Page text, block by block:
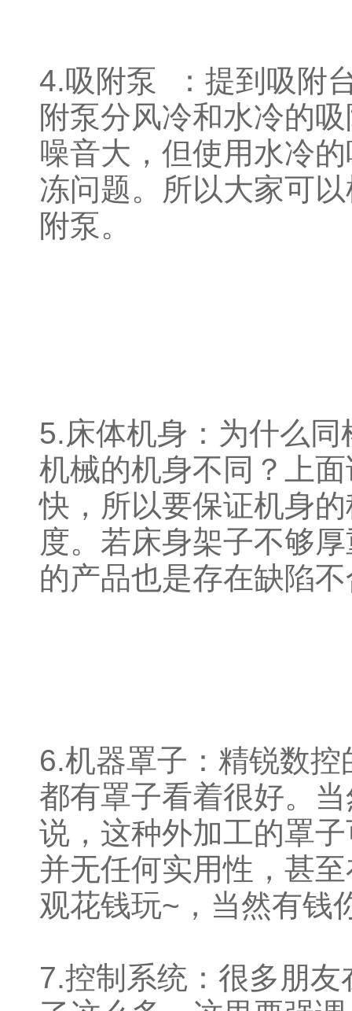
4.吸附泵 ：提到吸附
附泵分风冷和水冷的
噪音大，但使用水冷
冻问题。所以大家可
附泵。
5.床体机身：为什么同
机械的机身不同？上
快，所以要保证机身
度。若床身架子不够
的产品也是存在缺陷
6.机器罩子：精锐数
都有罩子看着很好。
说，这种外加工的罩
并无任何实用性，甚
观花钱玩~，当然有钱
7.控制系统：很多朋